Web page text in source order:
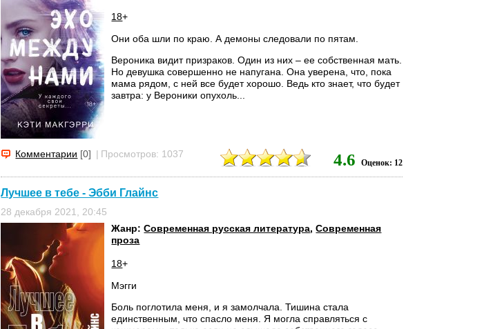
18+
Они оба шли по краю. А демоны следовали по пятам.
Вероника видит призраков. Один из них – ее собственная мать.
Но девушка совершенно не напугана. Она уверена, что, пока
мама рядом, с ней все будет хорошо. Ведь кто знает, что будет
завтра: у Вероники опухоль...
Комментарии [0] | Просмотров: 1037 4.6 Оценок: 12
Лучшее в тебе - Эбби Глайнс
28 декабря 2021, 20:45
Жанр:Современная русская литература,Современная
проза
18+
Мэгги
Боль поглотила меня, и я замолчала. Тишина стала
единственным, что спасло меня. Я могла справляться с